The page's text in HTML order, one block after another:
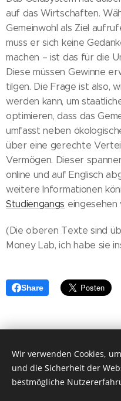
auf das Wirtschaften.
Gemeinwohl als Ziel
muss er sich keine
machen – ist das für die
Diese müssen Gewinne
tilgen. Die Frage ist also,
werden kann, um
optimieren, dass das
umfasst neben
über eine gerechte
Vermögen. Dieser
online und auf Englisch
weitere Informationen
Studiengangs eingesehen
(Die oberen Texte sind
Money Lab, ich habe sie
Share
© 2024 Dirk Ehnts,
Unterstützt von
Wir verwenden Cookies,
und die Sicherheit der
bestmögliche